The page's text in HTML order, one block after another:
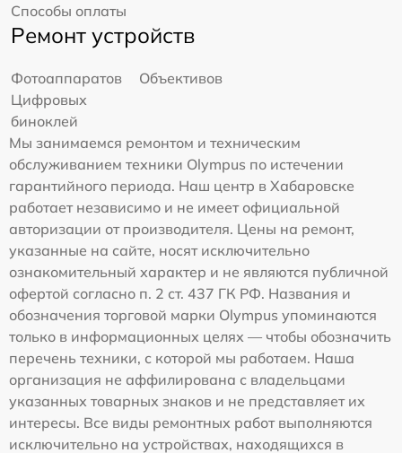
Способы оплаты
Ремонт устройств
Фотоаппаратов
Объективов
Цифровых
биноклей
Мы занимаемся ремонтом и техническим
обслуживанием техники Olympus по истечении
гарантийного периода. Наш центр в Хабаровске
работает независимо и не имеет официальной
авторизации от производителя. Цены на ремонт,
указанные на сайте, носят исключительно
ознакомительный характер и не являются публичной
офертой согласно п. 2 ст. 437 ГК РФ. Названия и
обозначения торговой марки Olympus упоминаются
только в информационных целях — чтобы обозначить
перечень техники, с которой мы работаем. Наша
организация не аффилирована с владельцами
указанных товарных знаков и не представляет их
интересы. Все виды ремонтных работ выполняются
исключительно на устройствах, находящихся в